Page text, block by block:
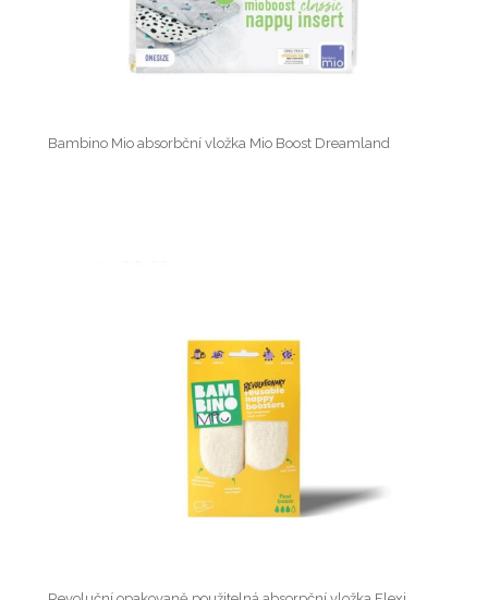
Bambino Mio absorbční vložka Mio Boost Dreamland